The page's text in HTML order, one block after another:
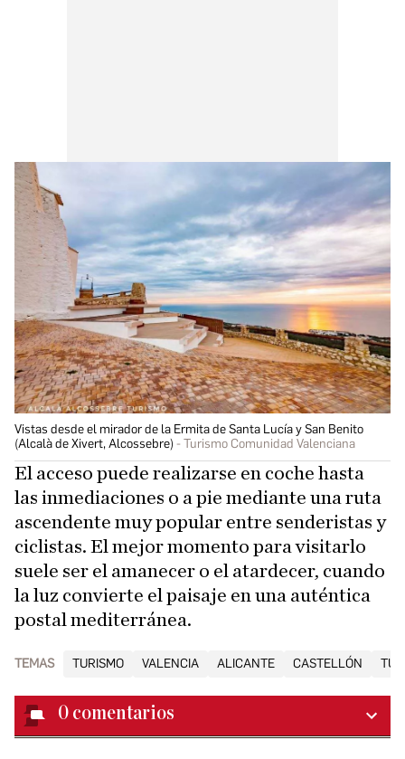
Vistas desde el mirador de la Ermita de Santa Lucía y San Benito
(Alcalà de Xivert, Alcossebre)
Turismo Comunidad Valenciana
El acceso puede realizarse en coche hasta
las inmediaciones o a pie mediante una ruta
ascendente muy popular entre senderistas y
ciclistas. El mejor momento para visitarlo
suele ser el amanecer o el atardecer, cuando
la luz convierte el paisaje en una auténtica
postal mediterránea.
TEMAS TURISMO VALENCIA ALICANTE CASTELLÓN
0 comentarios